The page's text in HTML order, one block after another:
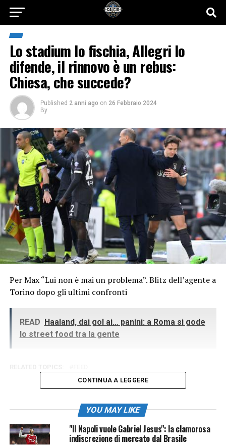
Lo stadium lo fischia, Allegri lo
difende, il rinnovo è un rebus:
Chiesa, che succede?
Published 2 anni ago on 26 Febbraio 2024
By
Per Max “Lui non è mai un problema”. Blitz dell’agente a
Torino dopo gli ultimi confronti
READ Haaland, dai gol ai… panini: a Roma si gode
lo street food tra la gente
CONTINUA A LEGGERE
YOU MAY LIKE
"Il Napoli vuole Gabriel Jesus": la clamorosa
indiscrezione di mercato dal Brasile